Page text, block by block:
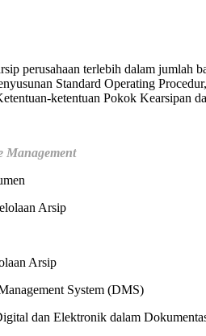
perusahaan terlebih dalam jumlah
Standard Operating
ketentuan Pokok Kearsipan
Management
Arsip
Arsip
System (DMS)
dan Elektronik dalam